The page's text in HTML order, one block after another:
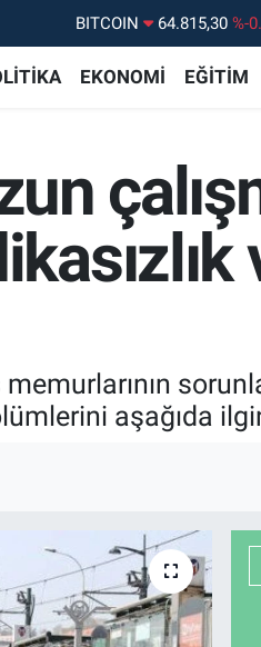
DOLAR 47,7436
55,2510
BİST100
13.779 %-
BITCOIN
64.815,30
EKONOMİ EĞİTİM
aşağıda